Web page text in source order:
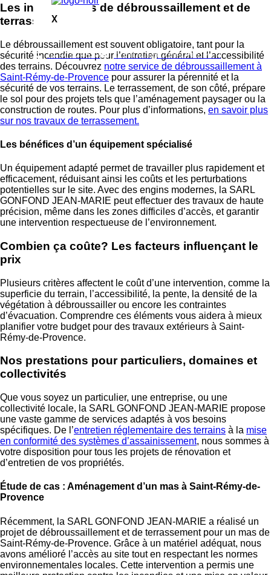
X
04 90 92 43 67 CONTACT@GONFONDJM.FR
Les interventions de débroussaillement et de
terrassement
Le débroussaillement est souvent obligatoire, tant pour la
sécurité incendie que pour l’entretien général et l’accessibilité
des terrains. Découvrez notre service de débroussaillement à
Saint-Rémy-de-Provence pour assurer la pérennité et la
sécurité de vos terrains. Le terrassement, de son côté, prépare
le sol pour des projets tels que l’aménagement paysager ou la
construction de routes. Pour plus d’informations, en savoir plus
sur nos travaux de terrassement.
Les bénéfices d’un équipement spécialisé
Un équipement adapté permet de travailler plus rapidement et
efficacement, réduisant ainsi les coûts et les perturbations
potentielles sur le site. Avec des engins modernes, la SARL
GONFOND JEAN-MARIE peut effectuer des travaux de haute
précision, même dans les zones difficiles d’accès, et garantir
une intervention respectueuse de l’environnement.
Combien ça coûte? Les facteurs influençant le
prix
Plusieurs critères affectent le coût d’une intervention, comme la
superficie du terrain, l’accessibilité, la pente, la densité de la
végétation à débroussailler ou encore les contraintes
d’évacuation. Comprendre ces éléments vous aidera à mieux
planifier votre budget pour des travaux extérieurs à Saint-
Rémy-de-Provence.
Nos prestations pour particuliers, domaines et
collectivités
Que vous soyez un particulier, une entreprise, ou une
collectivité locale, la SARL GONFOND JEAN-MARIE propose
une vaste gamme de services adaptés à vos besoins
spécifiques. De l’entretien réglementaire des terrains à la mise
en conformité des systèmes d’assainissement, nous sommes à
votre disposition pour tous les projets de rénovation et
d’entretien de vos propriétés.
Étude de cas : Aménagement d’un mas à Saint-Rémy-de-
Provence
Récemment, la SARL GONFOND JEAN-MARIE a réalisé un
projet de débroussaillement et de terrassement pour un mas de
Saint-Rémy-de-Provence. Grâce à un matériel adéquat, nous
avons amélioré l’accès au site tout en respectant les normes
environnementales locales. Cette intervention a permis une